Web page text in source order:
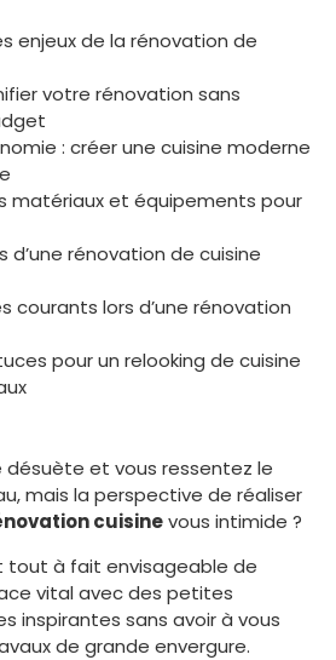
enjeux de la rénovation de
votre rénovation sans
: créer une cuisine moderne
matériaux et équipements pour
d’une rénovation de cuisine
courants lors d’une rénovation
pour un relooking de cuisine
désuète et vous ressentez le
mais la perspective de réaliser
cuisinevous intimide ?
tout à fait envisageable de
vital avec des petites
inspirantes sans avoir à vous
de grande envergure.